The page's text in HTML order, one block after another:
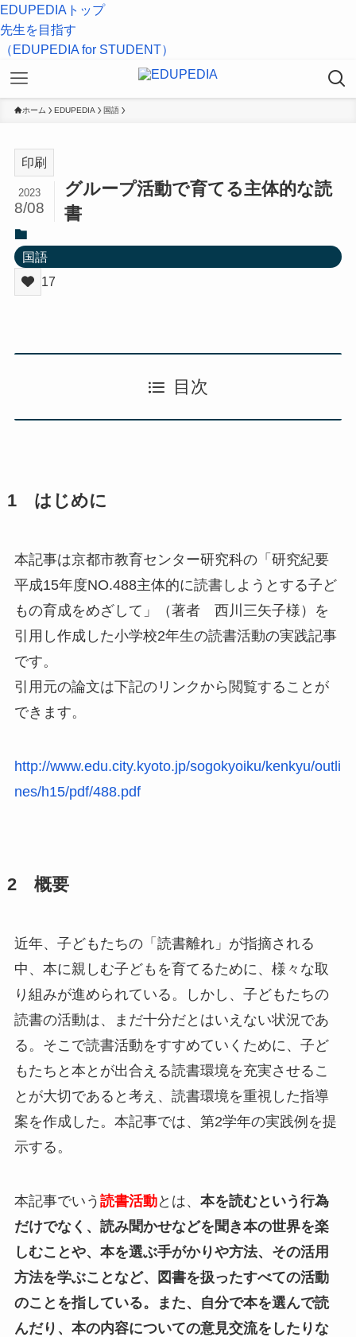
EDUPEDIAトップ
先生を目指す
（EDUPEDIA for STUDENT）
ホーム EDUPEDIA 国語
印刷
グループ活動で育てる主体的な読
書
2023
8/08
国語
17
目次
1 はじめに
本記事は京都市教育センター研究科の「研究紀要
平成15年度NO.488主体的に読書しようとする子ど
もの育成をめざして」（著者 西川三矢子様）を
引用し作成した小学校2年生の読書活動の実践記事
です。
引用元の論文は下記のリンクから閲覧することが
できます。
http://www.edu.city.kyoto.jp/sogokyoiku/kenkyu/outli
nes/h15/pdf/488.pdf
2 概要
近年、子どもたちの「読書離れ」が指摘される
中、本に親しむ子どもを育てるために、様々な取
り組みが進められている。しかし、子どもたちの
読書の活動は、まだ十分だとはいえない状況であ
る。そこで読書活動をすすめていくために、子ど
もたちと本とが出合える読書環境を充実させるこ
とが大切であると考え、読書環境を重視した指導
案を作成した。本記事では、第2学年の実践例を提
示する。
本記事でいう 読書活動とは、 本を読むという行為
だけでなく、読み聞かせなどを聞き本の世界を楽
しむことや、本を選ぶ手がかりや方法、その活用
方法を学ぶことなど、図書を扱ったすべての活動
のことを指している。また、自分で本を選んで読
んだり、本の内容についての意見交流をしたりな